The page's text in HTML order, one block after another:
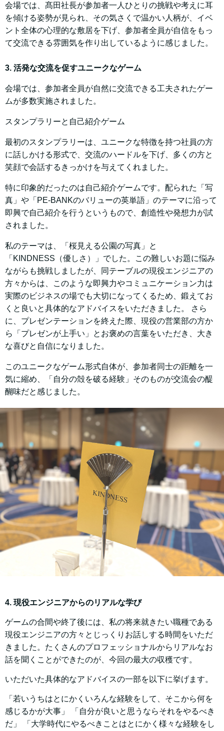
会場では、髙田社長が参加者一人ひとりの挑戦や考えに耳
を傾ける姿勢が見られ、その気さくで温かい人柄が、イベ
ント全体の心理的な敷居を下げ、参加者全員が自信をもっ
て交流できる雰囲気を作り出しているように感じました。
3. 活発な交流を促すユニークなゲーム
会場では、参加者全員が自然に交流できる工夫されたゲー
ムが多数実施されました。
スタンプラリーと自己紹介ゲーム
最初のスタンプラリーは、ユニークな特徴を持つ社員の方
に話しかける形式で、交流のハードルを下げ、多くの方と
笑顔で会話するきっかけを与えてくれました。
特に印象的だったのは自己紹介ゲームです。配られた「写
真」や「PE-BANKのバリューの英単語」のテーマに沿って
即興で自己紹介を行うというもので、創造性や発想力が試
されました。
私のテーマは、「桜見える公園の写真」と
「KINDNESS（優しさ）」でした。この難しいお題に悩み
ながらも挑戦しましたが、同テーブルの現役エンジニアの
方々からは、このような即興力やコミュニケーション力は
実際のビジネスの場でも大切になってくるため、鍛えてお
くと良いと具体的なアドバイスをいただきました。 さら
に、プレゼンテーションを終えた際、現役の営業部の方か
ら「プレゼンが上手い」とお褒めの言葉をいただき、大き
な喜びと自信になりました。
このユニークなゲーム形式自体が、参加者同士の距離を一
気に縮め、「自分の殻を破る経験」そのものが交流会の醍
醐味だと感じました。
4. 現役エンジニアからのリアルな学び
ゲームの合間や終了後には、私の将来就きたい職種である
現役エンジニアの方々とじっくりお話しする時間をいただ
きました。たくさんのプロフェッショナルからリアルなお
話を聞くことができたのが、今回の最大の収穫です。
いただいた具体的なアドバイスの一部を以下に挙げます。
「若いうちはとにかくいろんな経験をして、そこから何を
感じるかが大事」 「自分が良いと思うならそれをやるべき
だ」 「大学時代にやるべきことはとにかく様々な経験をし